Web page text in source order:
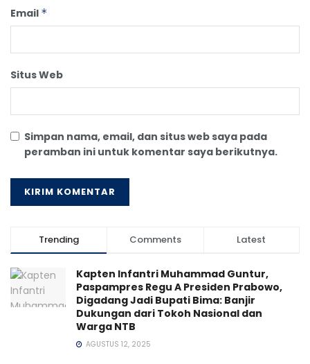
Email *
Situs Web
Simpan nama, email, dan situs web saya pada
peramban ini untuk komentar saya berikutnya.
Trending Comments Latest
Kapten Infantri Muhammad Guntur,
Paspampres Regu A Presiden Prabowo,
Digadang Jadi Bupati Bima: Banjir
Dukungan dari Tokoh Nasional dan
Warga NTB
AGUSTUS 12, 2025